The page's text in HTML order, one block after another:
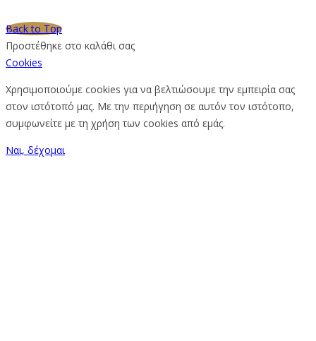
Back to Top
Προστέθηκε στο καλάθι σας
Cookies
Χρησιμοποιούμε cookies για να βελτιώσουμε την εμπειρία σας
στον ιστότοπό μας. Με την περιήγηση σε αυτόν τον ιστότοπο,
συμφωνείτε με τη χρήση των cookies από εμάς.
Ναι, δέχομαι